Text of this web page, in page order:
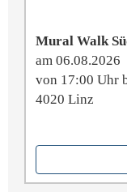
Mural Walk
am 06.08.2026
von 17:00 Uhr
4020 Linz